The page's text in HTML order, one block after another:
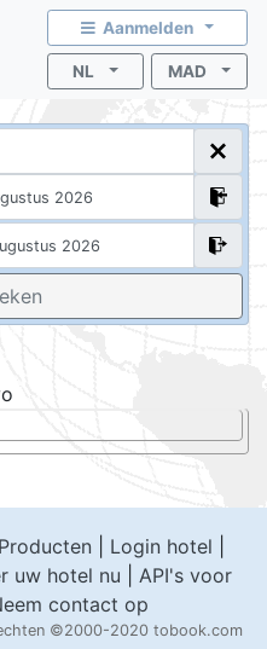
Aanmelden
NL MAD
Producten Login hotel
uw hotel nu
API's voor
contact op
©2000-2020 tobook.com